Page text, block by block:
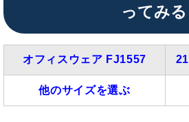
ってみる
オフィスウェア FJ1557
他のサイズを選ぶ